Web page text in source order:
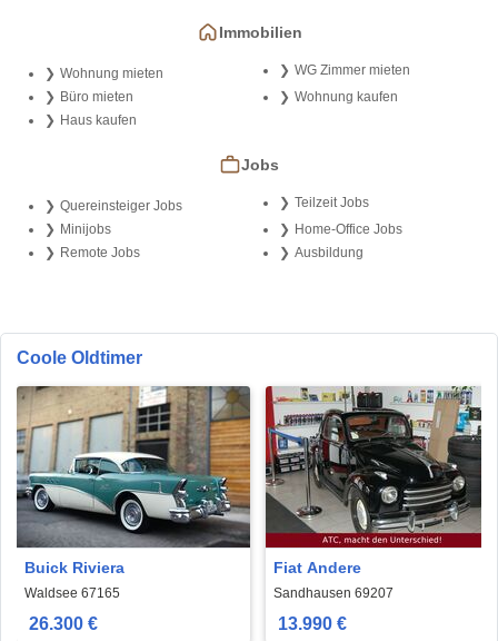
Immobilien
Wohnung mieten
WG Zimmer mieten
Büro mieten
Wohnung kaufen
Haus kaufen
Jobs
Quereinsteiger Jobs
Teilzeit Jobs
Minijobs
Home-Office Jobs
Remote Jobs
Ausbildung
Coole Oldtimer
Buick Riviera
Waldsee 67165
26.300 €
Fiat Andere
Sandhausen 69207
13.990 €